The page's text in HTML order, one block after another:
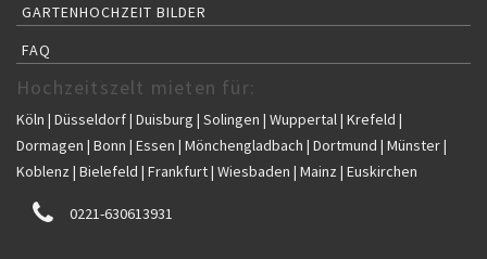
GARTENHOCHZEIT BILDER
FAQ
Hochzeitszelt mieten für:
Köln | Düsseldorf | Duisburg | Solingen | Wuppertal | Krefeld |
Dormagen | Bonn | Essen | Mönchengladbach | Dortmund | Münster |
Koblenz | Bielefeld | Frankfurt | Wiesbaden | Mainz | Euskirchen
0221-630613931